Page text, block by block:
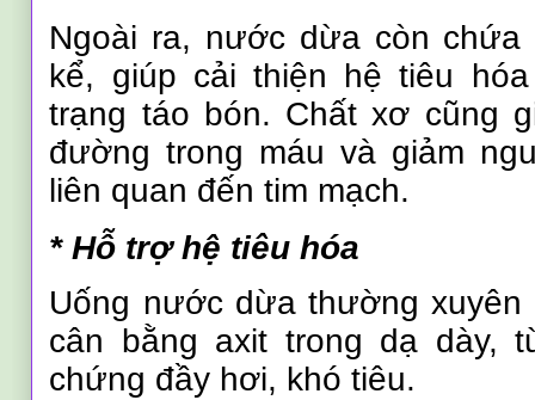
Ngoài ra, nước dừa còn
kể, giúp cải thiện hệ tiêu
trạng táo bón. Chất xơ cũng
đường trong máu và giảm
liên quan đến tim mạch.
* Hỗ trợ hệ tiêu hóa
Uống nước dừa thường
cân bằng axit trong dạ dày,
chứng đầy hơi, khó tiêu.